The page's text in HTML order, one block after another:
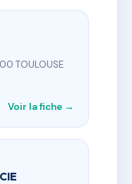
TOULOUSE
Voir la fiche →